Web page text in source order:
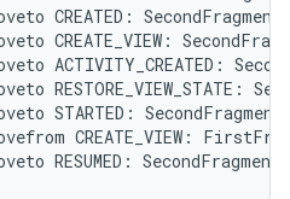
CREATED:
CREATE_VIEW:
ACTIVITY_CREATED:
RESTORE_VIEW_STATE:
STARTED:
CREATE_VIEW: